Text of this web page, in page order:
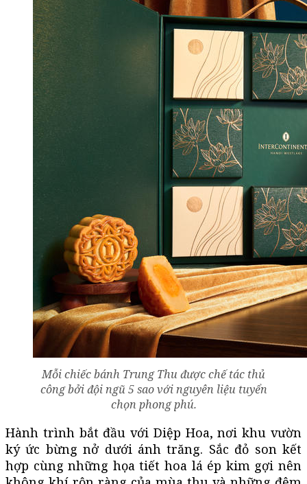
Mỗi chiếc bánh Trung Thu được chế tác thủ
công bởi đội ngũ 5 sao với nguyên liệu tuyển
chọn phong phú.
Hành trình bắt đầu với Diệp Hoa, nơi khu vườn
ký ức bừng nở dưới ánh trăng. Sắc đỏ son kết
hợp cùng những họa tiết hoa lá ép kim gợi nên